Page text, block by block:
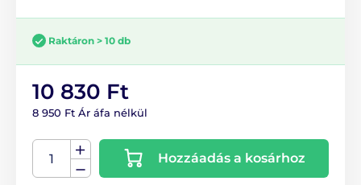
Raktáron > 10 db
10 830 Ft
8 950 Ft Ár áfa nélkül
Hozzáadás a kosárhoz